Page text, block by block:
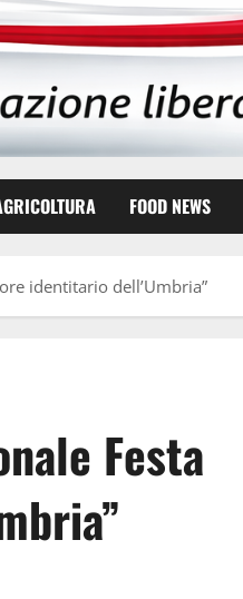
FOOD NEWS
identitario dell’Umbria”
Festa